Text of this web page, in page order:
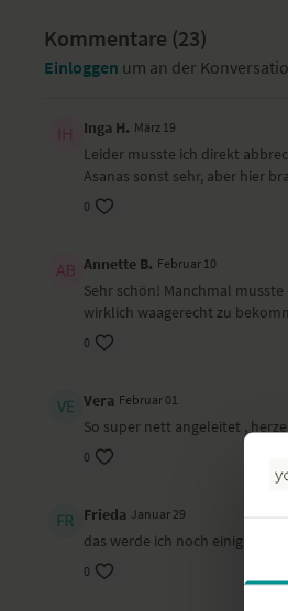
Kommentare (23)
Einloggen um an der
Inga H. März 19
Leider musste ich direkt
Asanas sonst sehr, aber hier
0
Annette B. Februar 10
Sehr schön! Manchmal
wirklich waagerecht zu
0
Vera Februar 01
So super nett angeleitet ,
0
Frieda Januar 29
das werde ich noch einigemale
0